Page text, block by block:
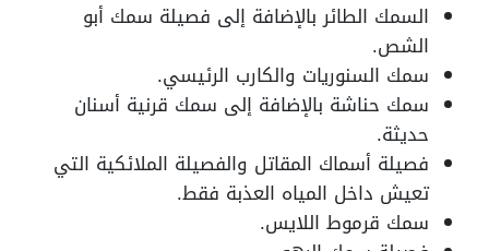
السمك الطائر بالإضافة إلى فصيلة سمك أبو
الشص.
سمك السنوريات والكارب الرئيسي.
سمك حناشة بالإضافة إلى سمك قرنية أسنان
حديثة.
فصيلة أسماك المقاتل والفصيلة الملائكية التي
تعيش داخل المياه العذبة فقط.
سمك قرموط اللايس.